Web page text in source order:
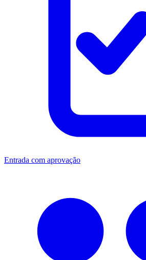
Entrada com aprovação